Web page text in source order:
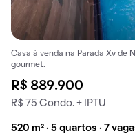
Casa à venda na Parada Xv de
gourmet.
R$ 889.900
R$ 75 Condo. + IPTU
520 m² · 5 quartos · 7